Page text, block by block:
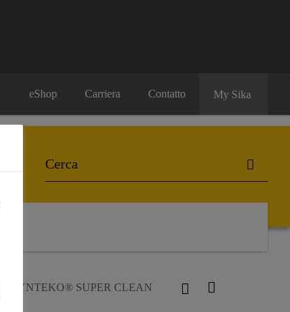
eShop Carriera Contatto My Sika
SYNTEKO® SUPER CLEAN